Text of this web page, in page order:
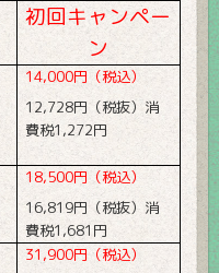
初回キャンペー
ン
14,000円（税込）
12,728円（税抜）消
費税1,272円
18,500円（税込）
16,819円（税抜）消
費税1,681 円
31,900円（税込）